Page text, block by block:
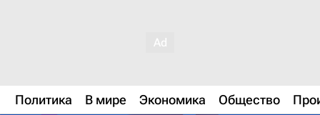
Политика В мире Экономика Общество